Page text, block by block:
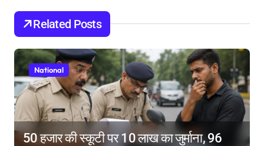
i
o
n
Related Posts
National
50 हजार की स्कूटी पर 10 लाख का जुर्माना, 96